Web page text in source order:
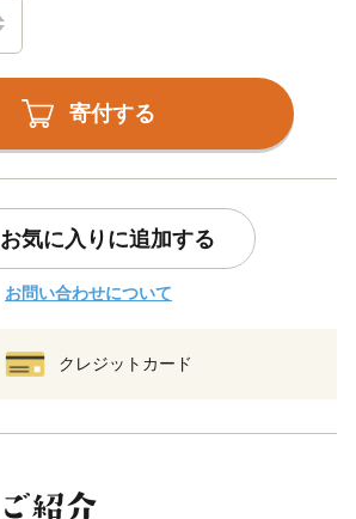
寄付する
お気に入りに追加する
お問い合わせについて
クレジットカード